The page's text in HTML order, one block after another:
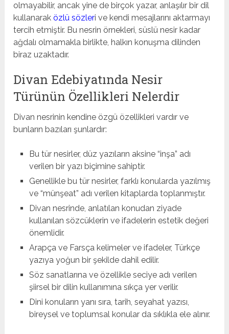
olmayabilir, ancak yine de birçok yazar, anlaşılır bir dil
kullanaraközlü sözleri ve kendi mesajlarını aktarmayı
tercih etmiştir. Bu nesrin örnekleri, süslü nesir kadar
ağdalı olmamakla birlikte, halkın konuşma dilinden
biraz uzaktadır.
Divan Edebiyatında Nesir
Türünün Özellikleri Nelerdir
Divan nesrinin kendine özgü özellikleri vardır ve
bunların bazıları şunlardır:
Bu tür nesirler, düz yazıların aksine “inşa” adı
verilen bir yazı biçimine sahiptir.
Genellikle bu tür nesirler, farklı konularda yazılmış
ve “münşeat” adı verilen kitaplarda toplanmıştır.
Divan nesrinde, anlatılan konudan ziyade
kullanılan sözcüklerin ve ifadelerin estetik değeri
önemlidir.
Arapça ve Farsça kelimeler ve ifadeler, Türkçe
yazıya yoğun bir şekilde dahil edilir.
Söz sanatlarına ve özellikle seciye adı verilen
şiirsel bir dilin kullanımına sıkça yer verilir.
Dini konuların yanı sıra, tarih, seyahat yazısı,
bireysel ve toplumsal konular da sıklıkla ele alınır.